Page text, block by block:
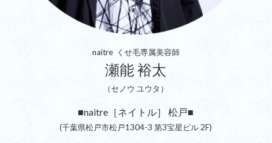
naitre くせ毛専属美容師
瀬能 裕太
（セノウ ユウタ）
■naitre［ネイトル］ 松戸■
(千葉県松戸市松戸1304-3 第3宝星ビル 2F)